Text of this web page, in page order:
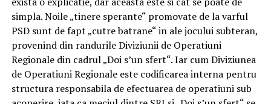
simpla. Noile „tinere sperante“ promovate de la varful
PSD sunt de fapt „cutre batrane“ in ale jocului subteran,
provenind din randurile Diviziunii de Operatiuni
Regionale din cadrul „Doi s’un sfert“. Iar cum Diviziunea
de Operatiuni Regionale este codificarea interna pentru
structura responsabila de efectuarea de operatiuni sub